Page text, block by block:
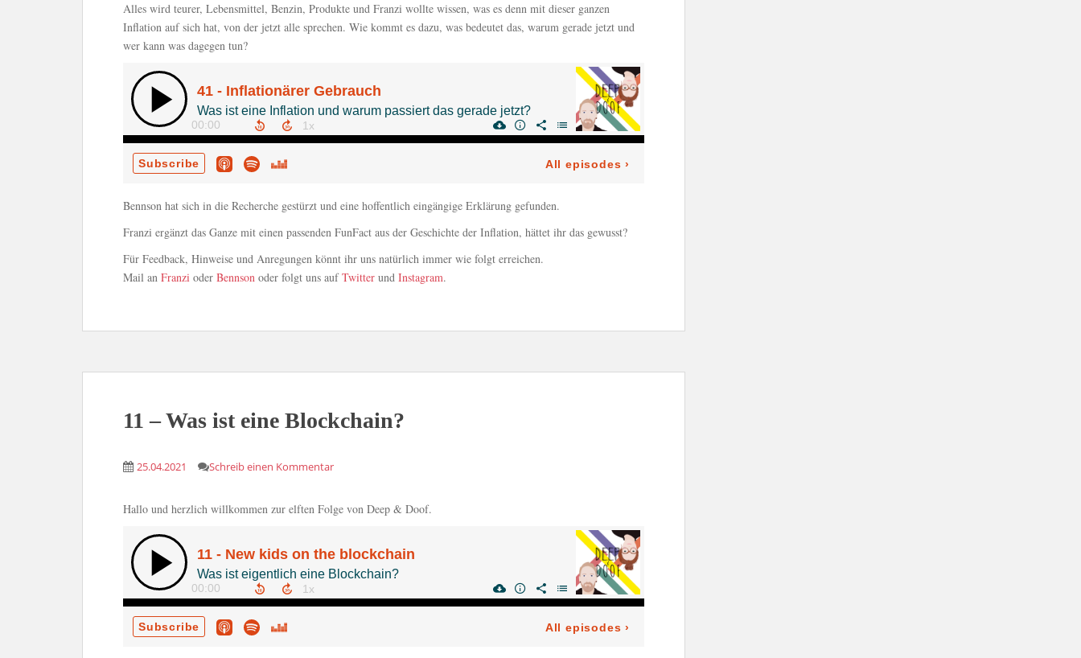
Alles wird teurer, Lebensmittel, Benzin, Produkte und Franzi wollte wissen, was es denn mit dieser ganzen
Inflation auf sich hat, von der jetzt alle sprechen. Wie kommt es dazu, was bedeutet das, warum gerade jetzt und
wer kann was dagegen tun?
Bennson hat sich in die Recherche gestürzt und eine hoffentlich eingängige Erklärung gefunden.
Franzi ergänzt das Ganze mit einen passenden FunFact aus der Geschichte der Inflation, hättet ihr das gewusst?
Für Feedback, Hinweise und Anregungen könnt ihr uns natürlich immer wie folgt erreichen.
Mail an Franzi oder Bennson oder folgt uns aufTwitter und Instagram.
11 – Was ist eine Blockchain?
25.04.2021 Schreib einen Kommentar
Hallo und herzlich willkommen zur elften Folge von Deep & Doof.